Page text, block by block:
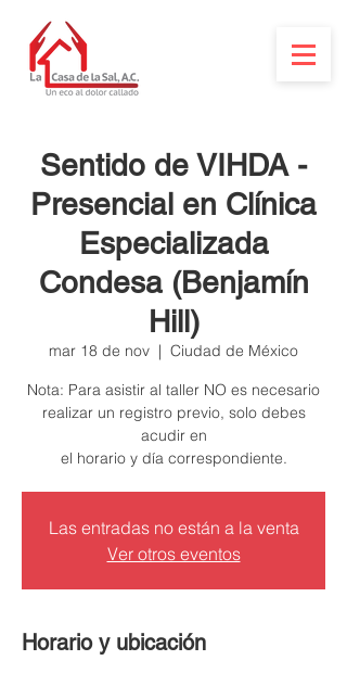
Sentido de VIHDA -
Presencial en Clínica
Especializada
Condesa (Benjamín
Hill)
mar 18 de nov
  |
Ciudad de México
Nota: Para asistir al taller NO es necesario
realizar un registro previo, solo debes
acudir en
el horario y día correspondiente.
Las entradas no están a la venta
Ver otros eventos
Horario y ubicación